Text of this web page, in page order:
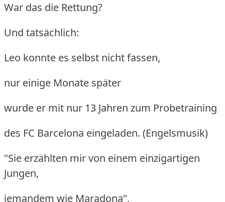
War das die Rettung?
Und tatsächlich:
Leo konnte es selbst nicht fassen,
nur einige Monate später
wurde er mit nur 13 Jahren zum Probetraining
des FC Barcelona eingeladen. (Engelsmusik)
"Sie erzählten mir von einem einzigartigen
Jungen,
jemandem wie Maradona",